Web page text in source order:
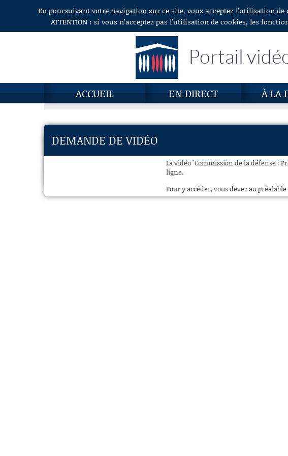
Aller au contenuEn poursuivant votre navigation sur ce site, vous acceptez l’utilisation
ATTENTION : si vous n’acceptez pas l’utilisation de cookies, les
Portail
ACCUEIL EN DIRECT À LA
DEMANDE DE VIDÉO
La vidéo "Commission de la défense :
ligne.
Pour y accéder, vous devez au